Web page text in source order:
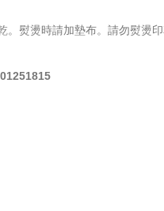
。熨燙時請加墊布。請勿熨燙